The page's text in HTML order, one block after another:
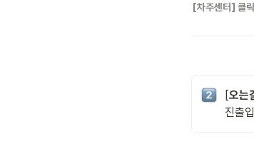
[차주센터] 클릭
[오는
진출